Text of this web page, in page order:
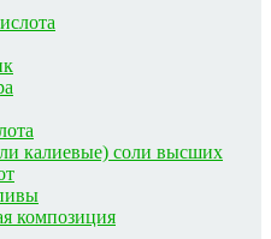
калиевые) соли высших
композиция